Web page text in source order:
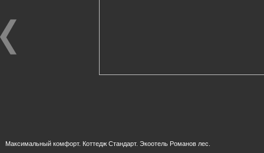
Максимальный комфорт. Коттедж Стандарт. Экоотель Романов лес.